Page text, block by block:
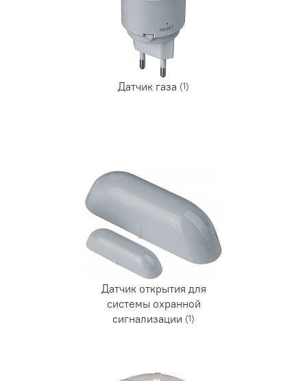
Датчик газа (1)
Датчик открытия для
системы охранной
сигнализации (1)